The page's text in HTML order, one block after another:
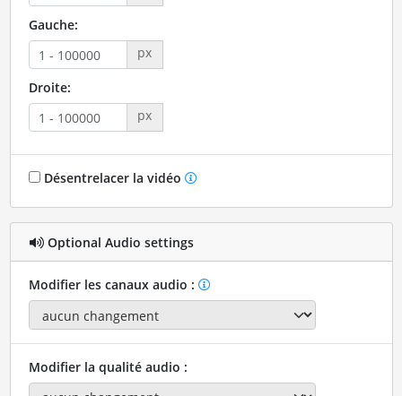
Gauche:
px
Droite:
px
Désentrelacer la vidéo
Optional Audio settings
Modifier les canaux audio :
Modifier la qualité audio :